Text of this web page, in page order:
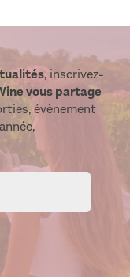
, inscrivez-
vous partage
évènement